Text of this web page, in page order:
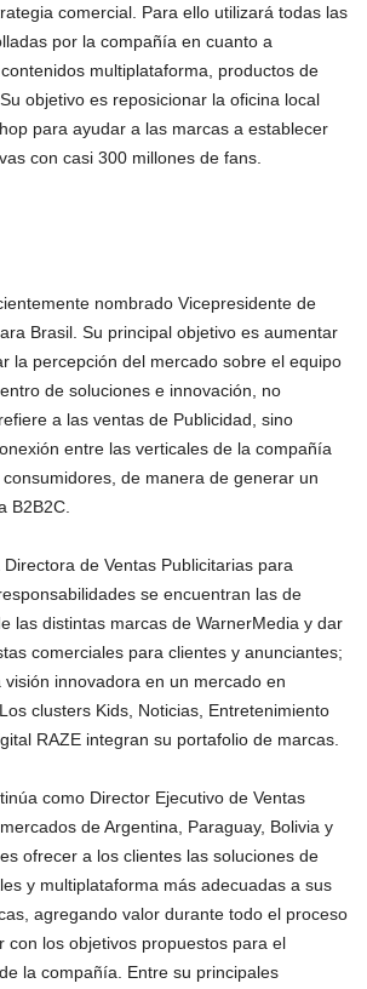
comercial. Para ello utilizará todas las
por la compañía en cuanto a
multiplataforma, productos de
objetivo es reposicionar la oficina local
para ayudar a las marcas a establecer
con casi 300 millones de fans.
nombrado Vicepresidente de
Brasil. Su principal objetivo es aumentar
la percepción del mercado sobre el equipo
de soluciones e innovación, no
a las ventas de Publicidad, sino
entre las verticales de la compañía
de manera de generar un
B2B2C.
de Ventas Publicitarias para
se encuentran las de
las distintas marcas de WarnerMedia y dar
comerciales para clientes y anunciantes;
innovadora en un mercado en
clusters Kids, Noticias, Entretenimiento
RAZE integran su portafolio de marcas.
como Director Ejecutivo de Ventas
de Argentina, Paraguay, Bolivia y
ofrecer a los clientes las soluciones de
y multiplataforma más adecuadas a sus
agregando valor durante todo el proceso
con los objetivos propuestos para el
la compañía. Entre su principales